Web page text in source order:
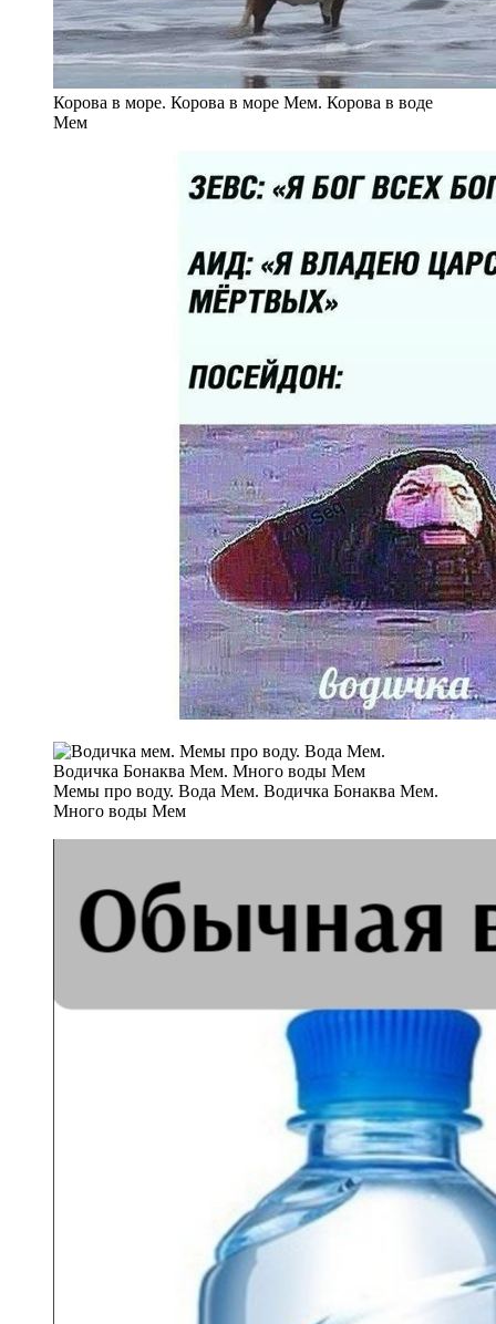
Корова в море. Корова в море Мем. Корова в воде
Мем
Мемы про воду. Вода Мем. Водичка Бонаква Мем.
Много воды Мем